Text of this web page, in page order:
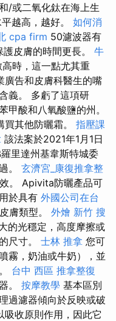
/或二氧化鈦在海上生
越高，越好。 如何消
cpa firm 50濾波器有
護皮膚的時間更長。 牛
時，這一點尤其重
廣告和皮膚科醫生的嘴
義。 多虧了這項研
甲酸和八氧酸鹽的州。
其他防曬霜。 指壓課
該法案於2021年1月1日
里達州基韋斯特城委
。 玄濟宮_康復推拿整
。 Apivita防曬產品可
於具有 外國公司在台
膚類型。 外燴 新竹 搜
的光穩定，高度摩擦或
尺寸。 士林 推拿 您可
霧，奶油或牛奶），並
台中 西區 推拿整復
。 按摩教學 基本區別
過濾器傾向於反映或破
吸收原則作用，因此它